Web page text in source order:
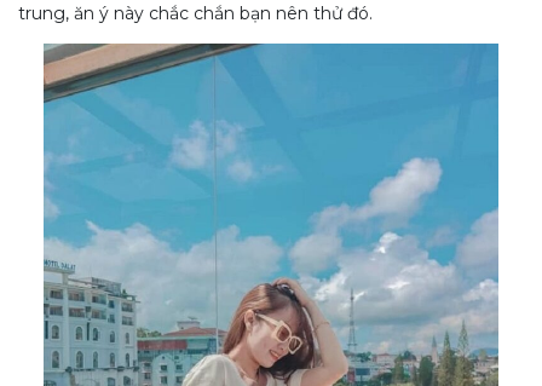
trung, ăn ý này chắc chắn bạn nên thử đó.